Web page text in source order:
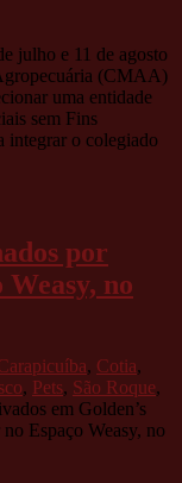
julho e 11 de agosto
(CMAA)
uma entidade
sem Fins
integrar o colegiado
por
no
, Cotia,
, Pets, São Roque,
em Golden’s
Espaço Weasy, no